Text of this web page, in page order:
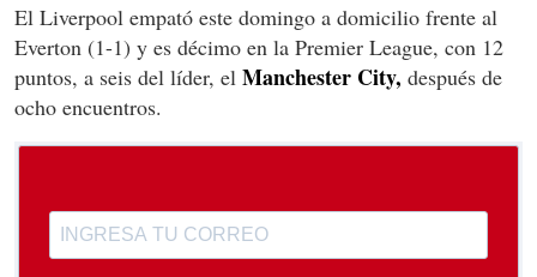
El Liverpool empató este domingo a domicilio frente al
Everton (1-1) y es décimo en la Premier League, con 12
puntos, a seis del líder, el Manchester City, después de
ocho encuentros.